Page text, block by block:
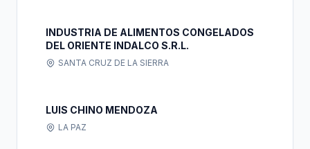
INDUSTRIA DE ALIMENTOS CONGELADOS
DEL ORIENTE INDALCO S.R.L.
SANTA CRUZ DE LA SIERRA
LUIS CHINO MENDOZA
LA PAZ